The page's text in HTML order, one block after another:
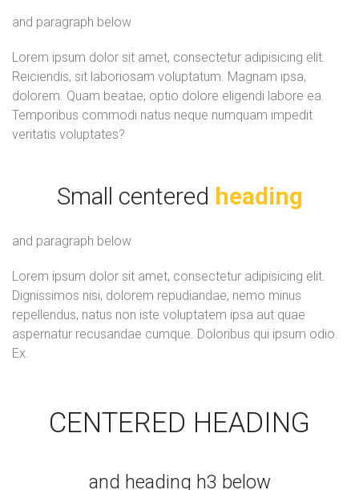
and paragraph below
Lorem ipsum dolor sit amet, consectetur adipisicing elit.
Reiciendis, sit laboriosam voluptatum. Magnam ipsa,
dolorem. Quam beatae, optio dolore eligendi labore ea.
Temporibus commodi natus neque numquam impedit
veritatis voluptates?
Small centered heading
and paragraph below
Lorem ipsum dolor sit amet, consectetur adipisicing elit.
Dignissimos nisi, dolorem repudiandae, nemo minus
repellendus, natus non iste voluptatem ipsa aut quae
aspernatur recusandae cumque. Doloribus qui ipsum odio.
Ex.
CENTERED HEADING
and heading h3 below